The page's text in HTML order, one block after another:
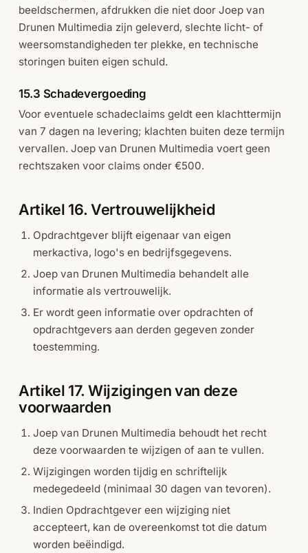
beeldschermen, afdrukken die niet door Joep van
Drunen Multimedia zijn geleverd, slechte licht- of
weersomstandigheden ter plekke, en technische
storingen buiten eigen schuld.
15.3 Schadevergoeding
Voor eventuele schadeclaims geldt een klachttermijn
van 7 dagen na levering; klachten buiten deze termijn
vervallen. Joep van Drunen Multimedia voert geen
rechtszaken voor claims onder €500.
Artikel 16. Vertrouwelijkheid
Opdrachtgever blijft eigenaar van eigen
merkactiva, logo's en bedrijfsgegevens.
Joep van Drunen Multimedia behandelt alle
informatie als vertrouwelijk.
Er wordt geen informatie over opdrachten of
opdrachtgevers aan derden gegeven zonder
toestemming.
Artikel 17. Wijzigingen van deze
voorwaarden
Joep van Drunen Multimedia behoudt het recht
deze voorwaarden te wijzigen of aan te vullen.
Wijzigingen worden tijdig en schriftelijk
medegedeeld (minimaal 30 dagen van tevoren).
Indien Opdrachtgever een wijziging niet
accepteert, kan de overeenkomst tot die datum
worden beëindigd.